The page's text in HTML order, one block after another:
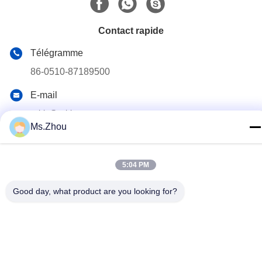
Contact rapide
Télégramme
86-0510-87189500
E-mail
yxhjc@yxhjc.com
Politique de confidentialité| Plan du site
Ms.Zhou
5:04 PM
Good day, what product are you looking for?